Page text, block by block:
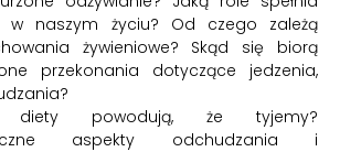
w naszym życiu? Od czego zależą
żywieniowe? Skąd się biorą
przekonania dotyczące jedzenia,
diety powodują, że tyjemy?
aspekty odchudzania i